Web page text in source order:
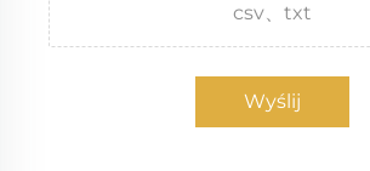
csv、txt
Wyślij